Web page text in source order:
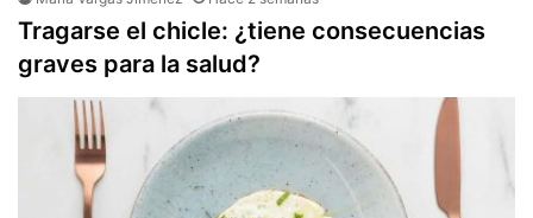
Tragarse el chicle: ¿tiene consecuencias
graves para la salud?